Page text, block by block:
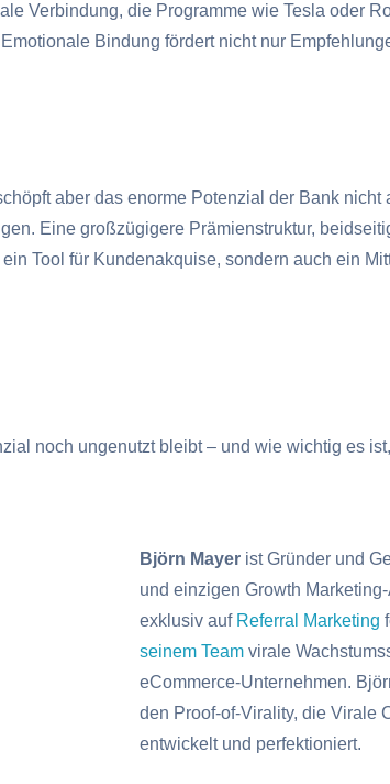
Verbindung, die Programme wie Tesla oder
Bindung fördert nicht nur
aber das enorme Potenzial der Bank
Eine großzügigere Prämienstruktur,
Tool für Kundenakquise, sondern auch ein
noch ungenutzt bleibt – und wie wichtig es
Björn Mayerist Gründer und
und einzigen Growth
exklusiv auf Referral Marketing
seinem Teamvirale
eCommerce-Unternehmen.
den Proof-of-Virality, die Virale
entwickelt und perfektioniert.